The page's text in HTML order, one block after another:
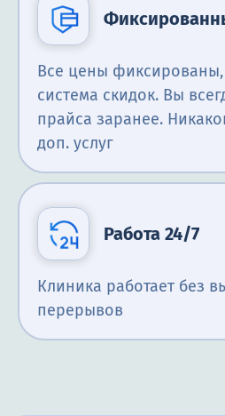
Все цены фиксированы,
система скидок. Вы
прайса заранее.
доп. услуг
Работа 24/7
Клиника работает без
перерывов